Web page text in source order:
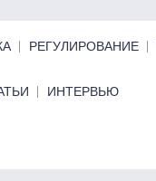
РЕГУЛИРОВАНИЕ
ИНТЕРВЬЮ